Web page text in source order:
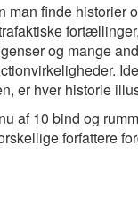
man finde historier
og mange
er hver historie
af 10 bind og
forfattere